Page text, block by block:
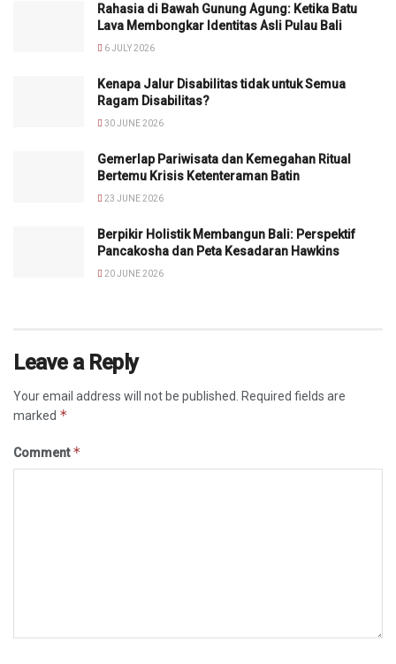
Rahasia di Bawah Gunung Agung: Ketika Batu
Lava Membongkar Identitas Asli Pulau Bali
6 JULY 2026
Kenapa Jalur Disabilitas tidak untuk Semua
Ragam Disabilitas?
30 JUNE 2026
Gemerlap Pariwisata dan Kemegahan Ritual
Bertemu Krisis Ketenteraman Batin
23 JUNE 2026
Berpikir Holistik Membangun Bali: Perspektif
Pancakosha dan Peta Kesadaran Hawkins
20 JUNE 2026
Leave a Reply
Your email address will not be published. Required fields are
marked *
Comment*